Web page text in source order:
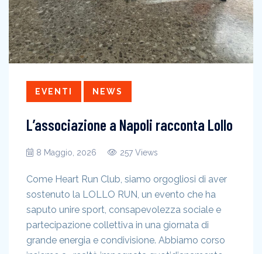
EVENTI NEWS
L’associazione a Napoli racconta Lollo
8 Maggio, 2026 257 Views
Come Heart Run Club, siamo orgogliosi di aver
sostenuto la LOLLO RUN, un evento che ha
saputo unire sport, consapevolezza sociale e
partecipazione collettiva in una giornata di
grande energia e condivisione. Abbiamo corso